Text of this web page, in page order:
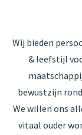
Wij bieden
& leefstijl
bewustzijn
We willen ons
vitaal ouder